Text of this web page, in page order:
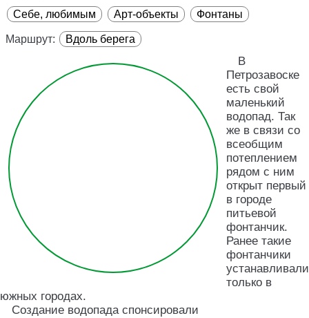
Себе, любимым
Арт-объекты Фонтаны
Маршрут: Вдоль берега
В
Петрозавоске
есть свой
маленький
водопад. Так
же в связи со
всеобщим
потеплением
рядом с ним
открыт первый
в городе
питьевой
фонтанчик.
Ранее такие
фонтанчики
устанавливали
только в
южных городах.
Создание водопада спонсировали